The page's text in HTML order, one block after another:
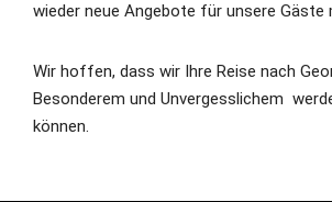
wieder neue Angebote für unsere Gäste
Wir hoffen, dass wir Ihre Reise nach
Besonderem und Unvergesslichem
können.